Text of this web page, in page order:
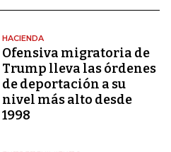
HACIENDA
Ofensiva migratoria de
Trump lleva las órdenes
de deportación a su
nivel más alto desde
1998